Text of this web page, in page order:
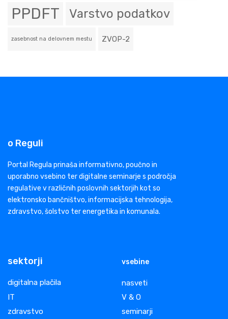
PPDFT Varstvo podatkov
zasebnost na delovnem mestu ZVOP-2
o Reguli
Portal Regula prinaša informativno, poučno in
uporabno vsebino ter digitalne seminarje s področja
regulative v različnih poslovnih sektorjih kot so
elektronsko bančništvo, informacijska tehnologija,
zdravstvo, šolstvo ter energetika in komunala.
sektorji
digitalna plačila
IT
zdravstvo
vsebine
nasveti
V & O
seminarji